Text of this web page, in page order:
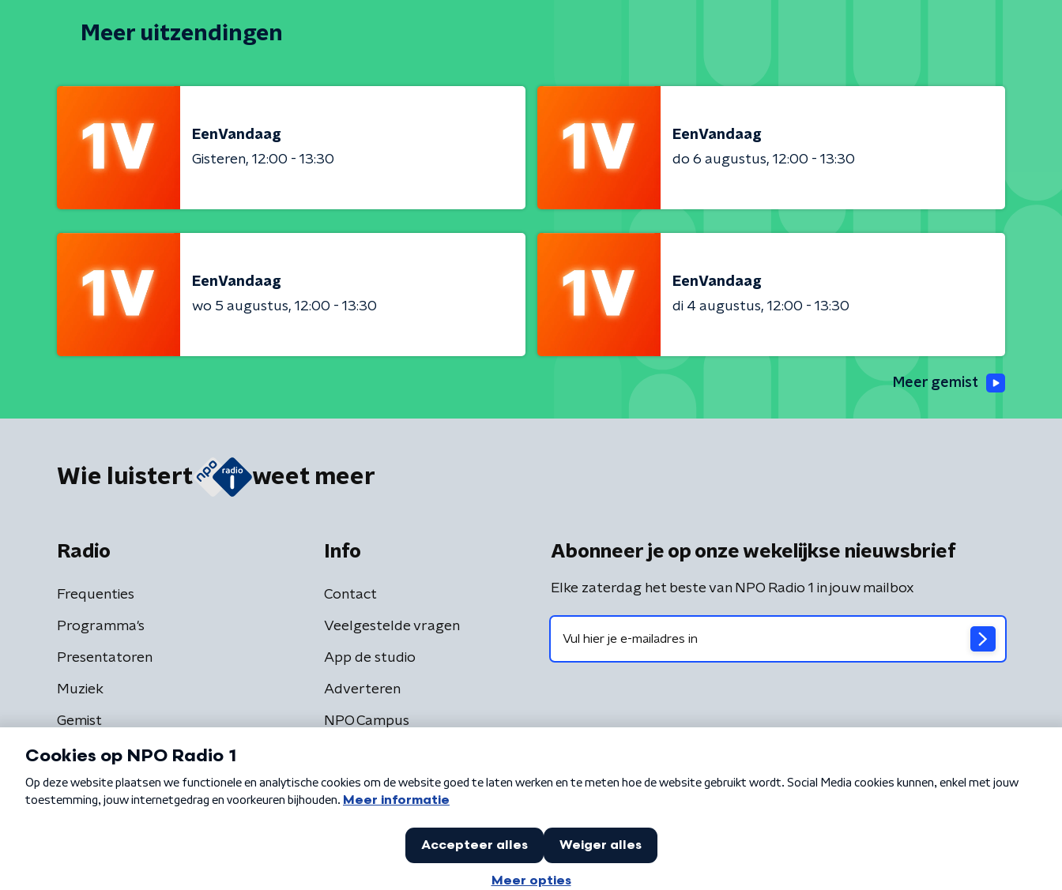
Meer uitzendingen
EenVandaag
Gisteren 12:00 - 13:30
EenVandaag
do 6 augustus 12:00 - 13:30
EenVandaag
wo 5 augustus 12:00 - 13:30
EenVandaag
di 4 augustus 12:00 - 13:30
Meer gemist
Wie luistert weet meer
Radio
Frequenties
Programma's
Presentatoren
Muziek
Gemist
Info
Contact
Veelgestelde vragen
App de studio
Adverteren
NPO Campus
Abonneer je op onze wekelijkse nieuwsbrief
Elke zaterdag het beste van NPO Radio 1 in jouw mailbox
Algemene voorwaarden Privacybeleid